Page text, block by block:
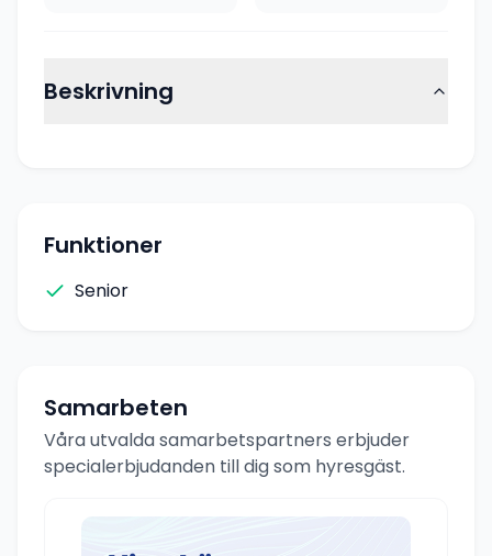
Beskrivning
Funktioner
Senior
Samarbeten
Våra utvalda samarbetspartners erbjuder
specialerbjudanden till dig som hyresgäst.